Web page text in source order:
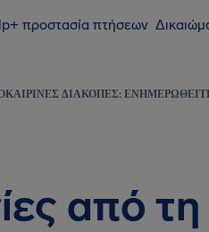
προστασία πτήσεων
ΔΙΑΚΟΠΈΣ:
από